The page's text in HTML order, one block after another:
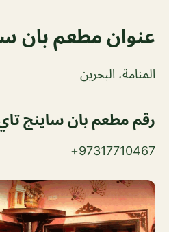
عنوان مطعم بان
المنامة، البحرين
رقم مطعم بان ساينج
97317710467+